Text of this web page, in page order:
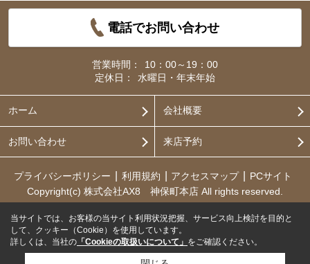
電話でお問い合わせ
営業時間：
10：00～19：00
定休日：
水曜日・年末年始
ホーム 会社概要
お問い合わせ 来店予約
プライバシーポリシー 利用規約 アクセスマップ
PCサイト
Copyright(c) 株式会社AX8 神保町本店 All rights reserved.
当サイトでは、お客様の当サイト利用状況把握、サービス向上検討を目的と
して、クッキー（Cookie）を使用しています。
詳しくは、当社の 「Cookieの取扱いについて」 をご確認ください。